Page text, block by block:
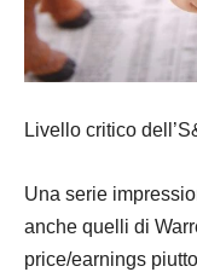
Livello critico
Una serie
anche quelli di
price/earnings